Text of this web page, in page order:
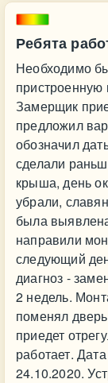
Ребята
Необходимо
пристроенную
Замерщик
предложил
обозначил
сделали
крыша, день
убрали,
была
направили
следующий
диагноз -
2 недель.
поменял
приедет
работает.
24.10.2020.